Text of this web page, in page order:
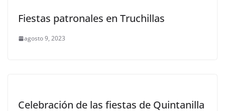
Fiestas patronales en Truchillas
agosto 9, 2023
Celebración de las fiestas de Quintanilla